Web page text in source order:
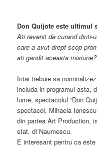
Don Quijote este ultimul
Ati revenit de curand dintr-
care a avut drept scop
ati gandit aceasta misiune?
Intai trebuie sa
includa in programul asta,
lume, spectacolul “Don
spectacol, Mihaela
din partea Art Production,
stat, dl Naumescu.
E interesant pentru ca